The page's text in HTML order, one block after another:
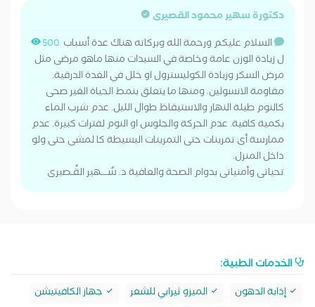
دكتورة سهير محمود القصيرى
500 السلام عليكم ورحمة الله وبركاته هناك عدة أسباب
ل زيادة الوزن عامة وخاصة في السيدات منها ماهو مرضى مثل
مرض السكر وزيادة الكوليسترول او خلل في الغدة الدرقية.
مقاومة الانسولين. ومنها ما يتعلق بنمط الحياة الغير صحى
كالنوم طيلة النهار والاستيقاظ طوال الليل. عدم شرب الماء
بكمية كافية. عدم الحركة والجلوس او النوم لفترات كبيرة. عدم
ممارسة أى تمرينات حتى التمرينات البسيطة كا لمشى حتى ولو
داخل المنزل.
تحياتى وأمنياتى بدوام الصحة والعافية د. سُـــهير القُـصيرى
الخدمات الطبية:
إذابة الدهون الميزو ثيرابي للشعر
جهاز الكافيتيشن